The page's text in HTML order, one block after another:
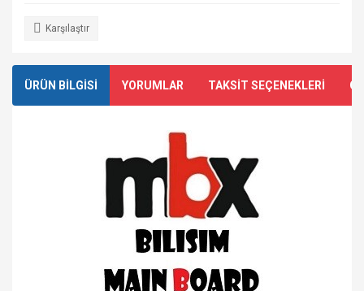
Karşılaştır
ÜRÜN BİLGİSİ YORUMLAR TAKSİT SEÇENEKLERİ